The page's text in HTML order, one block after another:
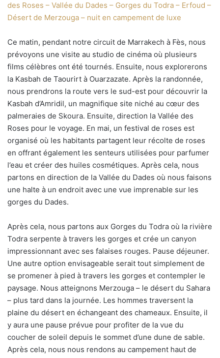
des Roses – Vallée du Dades – Gorges du Todra – Erfoud –
Désert de Merzouga – nuit en campement de luxe
Ce matin, pendant notre circuit de Marrakech à Fès, nous
prévoyons une visite au studio de cinéma où plusieurs
films célèbres ont été tournés. Ensuite, nous explorerons
la Kasbah de Taourirt à Ouarzazate. Après la randonnée,
nous prendrons la route vers le sud-est pour découvrir la
Kasbah d’Amridil, un magnifique site niché au cœur des
palmeraies de Skoura. Ensuite, direction la Vallée des
Roses pour le voyage. En mai, un festival de roses est
organisé où les habitants partagent leur récolte de roses
en offrant également les senteurs utilisées pour parfumer
l’eau et créer des huiles cosmétiques. Après cela, nous
partons en direction de la Vallée du Dades où nous faisons
une halte à un endroit avec une vue imprenable sur les
gorges du Dades.
Après cela, nous partons aux Gorges du Todra où la rivière
Todra serpente à travers les gorges et crée un canyon
impressionnant avec ses falaises rouges. Pause déjeuner.
Une autre option envisageable serait tout simplement de
se promener à pied à travers les gorges et contempler le
paysage. Nous atteignons Merzouga – le désert du Sahara
– plus tard dans la journée. Les hommes traversent la
plaine du désert en échangeant des chameaux. Ensuite, il
y aura une pause prévue pour profiter de la vue du
coucher de soleil depuis le sommet d’une dune de sable.
Après cela, nous nous rendons au campement haut de